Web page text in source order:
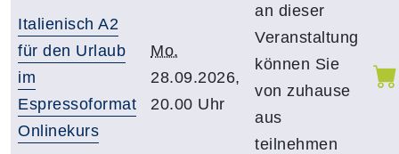
Italienisch A2
für den Urlaub
im
Espressoformat
Onlinekurs
Mo.
28.09.2026,
20.00 Uhr
an dieser
Veranstaltung
können Sie
von zuhause
aus
teilnehmen